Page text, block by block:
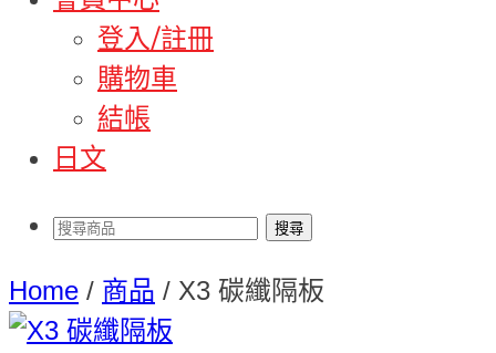
登入/註冊
購物車
結帳
日文
Home / 商品 / X3 碳纖隔板